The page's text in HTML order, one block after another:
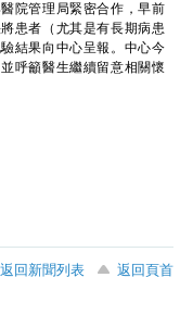
院管理局緊密合作，早前
患者（尤其是有長期病患
結果向中心呈報。中心今
呼籲醫生繼續留意相關懷
返回新聞列表
返回頁首